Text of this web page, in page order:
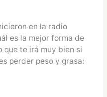
en la radio
es la mejor forma de
que te irá muy bien si
perder peso y grasa: